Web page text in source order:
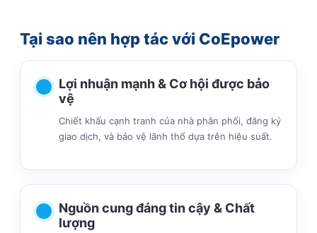
Tại sao nên hợp tác với CoEpower
Lợi nhuận mạnh & Cơ hội được bảo
vệ
Chiết khấu cạnh tranh của nhà phân phối, đăng ký
giao dịch, và bảo vệ lãnh thổ dựa trên hiệu suất.
Nguồn cung đáng tin cậy & Chất
lượng